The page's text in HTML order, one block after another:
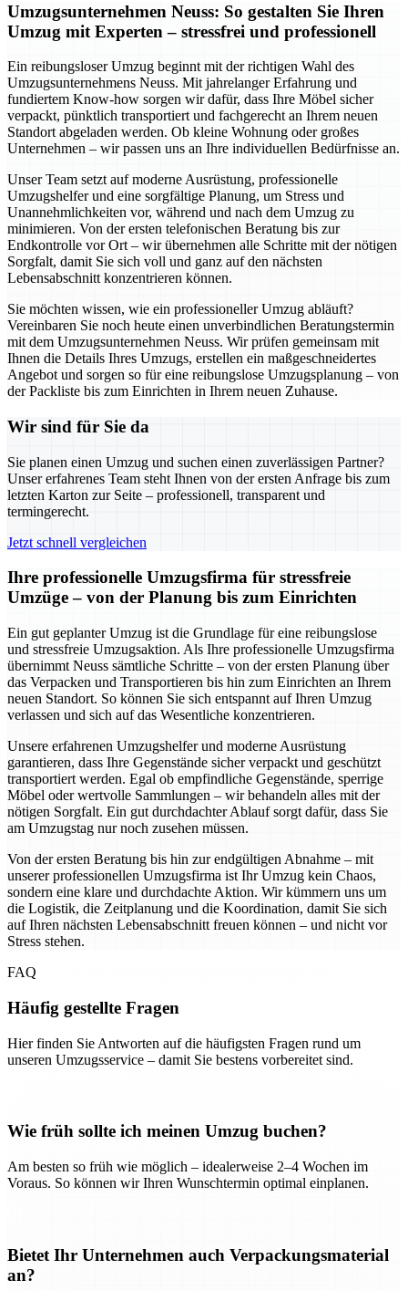
Umzugsunternehmen Neuss: So gestalten Sie Ihren
Umzug mit Experten – stressfrei und professionell
Ein reibungsloser Umzug beginnt mit der richtigen Wahl des
Umzugsunternehmens Neuss. Mit jahrelanger Erfahrung und
fundiertem Know-how sorgen wir dafür, dass Ihre Möbel sicher
verpackt, pünktlich transportiert und fachgerecht an Ihrem neuen
Standort abgeladen werden. Ob kleine Wohnung oder großes
Unternehmen – wir passen uns an Ihre individuellen Bedürfnisse an.
Unser Team setzt auf moderne Ausrüstung, professionelle
Umzugshelfer und eine sorgfältige Planung, um Stress und
Unannehmlichkeiten vor, während und nach dem Umzug zu
minimieren. Von der ersten telefonischen Beratung bis zur
Endkontrolle vor Ort – wir übernehmen alle Schritte mit der nötigen
Sorgfalt, damit Sie sich voll und ganz auf den nächsten
Lebensabschnitt konzentrieren können.
Sie möchten wissen, wie ein professioneller Umzug abläuft?
Vereinbaren Sie noch heute einen unverbindlichen Beratungstermin
mit dem Umzugsunternehmen Neuss. Wir prüfen gemeinsam mit
Ihnen die Details Ihres Umzugs, erstellen ein maßgeschneidertes
Angebot und sorgen so für eine reibungslose Umzugsplanung – von
der Packliste bis zum Einrichten in Ihrem neuen Zuhause.
Wir sind für Sie da
Sie planen einen Umzug und suchen einen zuverlässigen Partner?
Unser erfahrenes Team steht Ihnen von der ersten Anfrage bis zum
letzten Karton zur Seite – professionell, transparent und
termingerecht.
Jetzt schnell vergleichen
Ihre professionelle Umzugsfirma für stressfreie
Umzüge – von der Planung bis zum Einrichten
Ein gut geplanter Umzug ist die Grundlage für eine reibungslose
und stressfreie Umzugsaktion. Als Ihre professionelle Umzugsfirma
übernimmt Neuss sämtliche Schritte – von der ersten Planung über
das Verpacken und Transportieren bis hin zum Einrichten an Ihrem
neuen Standort. So können Sie sich entspannt auf Ihren Umzug
verlassen und sich auf das Wesentliche konzentrieren.
Unsere erfahrenen Umzugshelfer und moderne Ausrüstung
garantieren, dass Ihre Gegenstände sicher verpackt und geschützt
transportiert werden. Egal ob empfindliche Gegenstände, sperrige
Möbel oder wertvolle Sammlungen – wir behandeln alles mit der
nötigen Sorgfalt. Ein gut durchdachter Ablauf sorgt dafür, dass Sie
am Umzugstag nur noch zusehen müssen.
Von der ersten Beratung bis hin zur endgültigen Abnahme – mit
unserer professionellen Umzugsfirma ist Ihr Umzug kein Chaos,
sondern eine klare und durchdachte Aktion. Wir kümmern uns um
die Logistik, die Zeitplanung und die Koordination, damit Sie sich
auf Ihren nächsten Lebensabschnitt freuen können – und nicht vor
Stress stehen.
FAQ
Häufig gestellte Fragen
Hier finden Sie Antworten auf die häufigsten Fragen rund um
unseren Umzugsservice – damit Sie bestens vorbereitet sind.
Wie früh sollte ich meinen Umzug buchen?
Am besten so früh wie möglich – idealerweise 2–4 Wochen im
Voraus. So können wir Ihren Wunschtermin optimal einplanen.
Bietet Ihr Unternehmen auch Verpackungsmaterial
an?